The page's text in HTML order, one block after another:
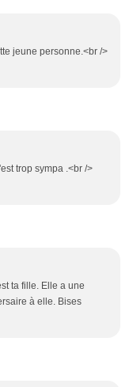
jeune personne.<br />
trop sympa .<br />
ta fille. Elle a une
à elle. Bises